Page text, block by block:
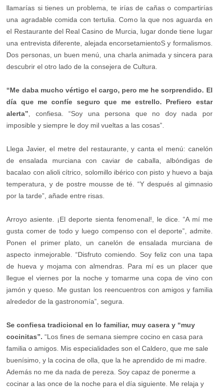
llamarías si tienes un problema, te irías de cañas o compartirías
una agradable comida con tertulia. Como la que nos aguarda en
el Restaurante del Real Casino de Murcia, lugar donde tiene lugar
una entrevista diferente, alejada encorsetamientoS y formalismos.
Dos personas, un buen menú, una charla animada y sincera para
descubrir el otro lado de la consejera de Cultura.
“Me daba mucho vértigo el cargo, pero me he sorprendido. El
día que me confíe seguro que me estrello. Prefiero estar
alerta” , confiesa. “Soy una persona que no doy nada por
imposible y siempre le doy mil vueltas a las cosas”.
Llega Javier, el metre del restaurante, y canta el menú: canelón
de ensalada murciana con caviar de caballa, albóndigas de
bacalao con alioli cítrico, solomillo ibérico con pisto y huevo a baja
temperatura, y de postre mousse de té. “Y después al gimnasio
por la tarde”, añade entre risas.
Arroyo asiente. ¡El deporte sienta fenomenal!, le dice. “A mí me
gusta comer de todo y luego compenso con el deporte”, admite.
Ponen el primer plato, un canelón de ensalada murciana de
aspecto inmejorable. “Disfruto comiendo. Soy feliz con una tapa
de hueva y mojama con almendras. Para mí es un placer que
llegue el viernes por la noche y tomarme una copa de vino con
jamón y queso. Me gustan los reencuentros con amigos y familia
alrededor de la gastronomía”, segura.
Se confiesa tradicional en lo familiar, muy casera y “muy
cocinitas”. “Los fines de semana siempre cocino en casa para
familia o amigos. Mis especialidades son el Caldero, que me sale
buenísimo, y la cocina de olla, que la he aprendido de mi madre.
Además no me da nada de pereza. Soy capaz de ponerme a
cocinar a las once de la noche para el día siguiente. Me relaja y